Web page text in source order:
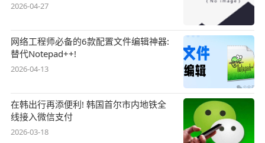
2026-04-27
网络工程师必备的6款配置文件编辑神器:
替代Notepad++!
2026-04-13
在韩出行再添便利! 韩国首尔市内地铁全
线接入微信支付
2026-03-18